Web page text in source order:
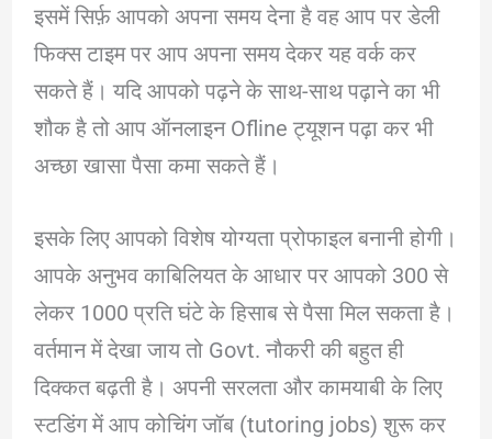
इसमें सिर्फ़ आपको अपना समय देना है वह आप पर डेली
फिक्स टाइम पर आप अपना समय देकर यह वर्क कर
सकते हैं। यदि आपको पढ़ने के साथ-साथ पढ़ाने का भी
शौक है तो आप ऑनलाइन Ofline ट्यूशन पढ़ा कर भी
अच्छा खासा पैसा कमा सकते हैं।
इसके लिए आपको विशेष योग्यता प्रोफाइल बनानी होगी।
आपके अनुभव काबिलियत के आधार पर आपको 300 से
लेकर 1000 प्रति घंटे के हिसाब से पैसा मिल सकता है।
वर्तमान में देखा जाय तो Govt. नौकरी की बहुत ही
दिक्कत बढ़ती है। अपनी सरलता और कामयाबी के लिए
स्टडिंग में आप कोचिंग जॉब (tutoring jobs) शुरू कर